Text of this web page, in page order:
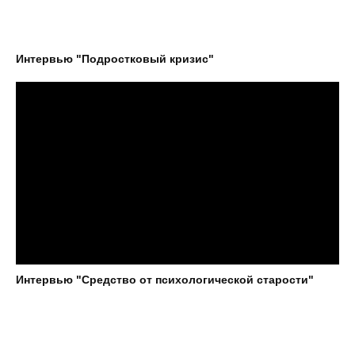
Интервью "Подростковый кризис"
Интервью "Средство от психологической старости"